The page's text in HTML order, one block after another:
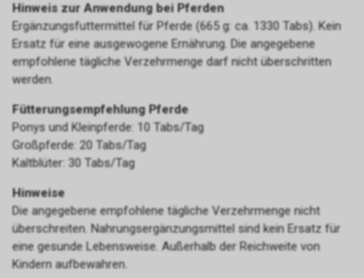
Hinweis zur Anwendung bei Pferden
Ergänzungsfuttermittel für Pferde (665 g: ca. 1330 Tabs). Kein
Ersatz für eine ausgewogene Ernährung. Die angegebene
empfohlene tägliche Verzehrmenge darf nicht überschritten
werden.
Fütterungsempfehlung Pferde
Ponys und Kleinpferde: 10 Tabs/Tag
Großpferde: 20 Tabs/Tag
Kaltblüter: 30 Tabs/Tag
Hinweise
Die angegebene empfohlene tägliche Verzehrmenge nicht
überschreiten. Nahrungsergänzungsmittel sind kein Ersatz für
eine gesunde Lebensweise. Außerhalb der Reichweite von
Kindern aufbewahren.